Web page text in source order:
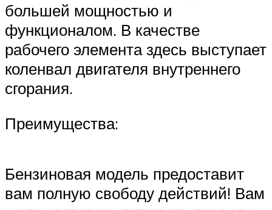
большей мощностью и
функционалом. В качестве
рабочего элемента здесь выступает
коленвал двигателя внутреннего
сгорания.
Преимущества:
Бензиновая модель предоставит
вам полную свободу действий! Вам